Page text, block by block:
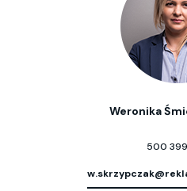
Weronika
500